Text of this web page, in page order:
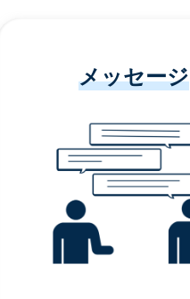
メッセージ